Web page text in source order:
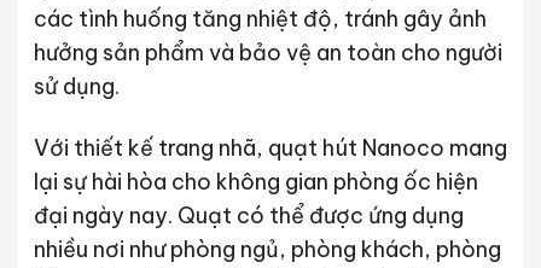
các tình huống tăng nhiệt độ, tránh gây ảnh
hưởng sản phẩm và bảo vệ an toàn cho người
sử dụng.
Với thiết kế trang nhã, quạt hút Nanoco mang
lại sự hài hòa cho không gian phòng ốc hiện
đại ngày nay. Quạt có thể được ứng dụng
nhiều nơi như phòng ngủ, phòng khách, phòng